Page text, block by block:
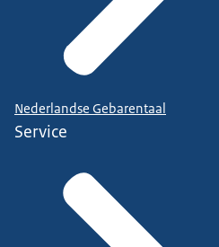
Nederlandse Gebarentaal
Service